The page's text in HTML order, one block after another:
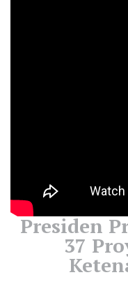
Presiden
37